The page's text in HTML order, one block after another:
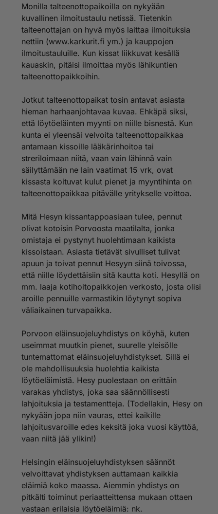
vuosia!
jälkeen muualle asia on ok, koska lakisääteinen 15pv
on mennyt umpeen.
Monilla talteenottopaikoilla on nykyään
kuvallinen ilmoitustaulu netissä. Tietenkin
talteenottajan on hyvä myös laittaa ilmoituksia
nettiin (www.karkurit.fi ym.) ja kauppojen
ilmoitustauluille. Kun kissat liikkuvat kesällä
kauaskin, pitäisi ilmoittaa myös lähikuntien
talteenottopaikkoihin.
Jotkut talteenottopaikat tosin antavat asiasta
hieman harhaanjohtavaa kuvaa. Ehkäpä siksi,
että löytöeläinten myynti on niille bisnestä. Kun
kunta ei yleensäi velvoita talteenottopaikkaa
antamaan kissoille lääkärinhoitoa tai
streriloimaan niitä, vaan vain lähinnä vain
säilyttämään ne lain vaatimat 15 vrk, ovat
kissasta koituvat kulut pienet ja myyntihinta on
talteenottopaikkaa pitävälle yritykselle voittoa.
Mitä Hesyn kissantappoasiaan tulee, pennut
olivat kotoisin Porvoosta maatilalta, jonka
omistaja ei pystynyt huolehtimaan kaikista
kissoistaan. Asiasta tietävät sivulliset tulivat
apuun ja toivat pennut Hesyyn siinä toivossa,
että niille löydettäisiin sitä kautta koti. Hesyllä on
mm. laaja kotihoitopaikkojen verkosto, josta olisi
aroille pennuille varmastikin löytynyt sopiva
väliaikainen turvapaikka.
Porvoon eläinsuojeluyhdistys on köyhä, kuten
useimmat muutkin pienet, suurelle yleisölle
tuntemattomat eläinsuojeluyhdistykset. Sillä ei
ole mahdollisuuksia huolehtia kaikista
löytöeläimistä. Hesy puolestaan on erittäin
varakas yhdistys, joka saa säännöllisesti
lahjoituksia ja testamentteja. (Todellakin, Hesy on
nykyään jopa niin vauras, ettei kaikille
lahjoitusvaroille edes keksitä joka vuosi käyttöä,
vaan niitä jää ylikin!)
Helsingin eläinsuojeluyhdistyksen säännöt
velvoittavat yhdistyksen auttamaan kaikkia
eläimiä koko maassa. Aiemmin yhdistys on
pitkälti toiminut periaatteittensa mukaan ottaen
vastaan erilaisia löytöeläimiä: nk.